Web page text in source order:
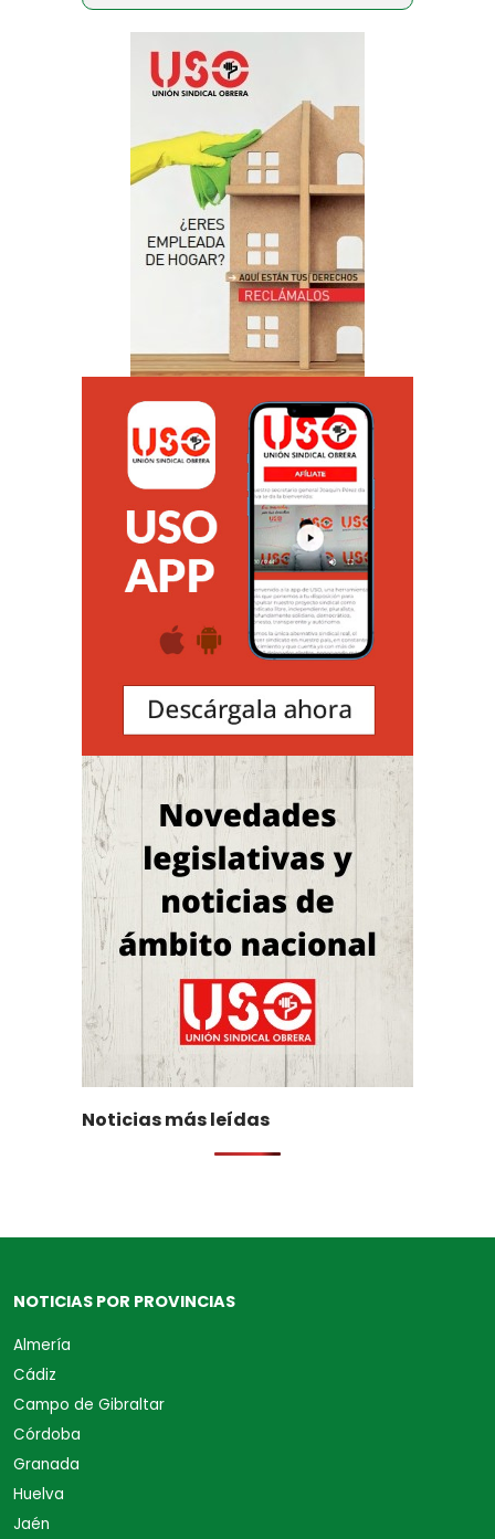
Noticias más leídas
NOTICIAS POR PROVINCIAS
Almería
Cádiz
Campo de Gibraltar
Córdoba
Granada
Huelva
Jaén